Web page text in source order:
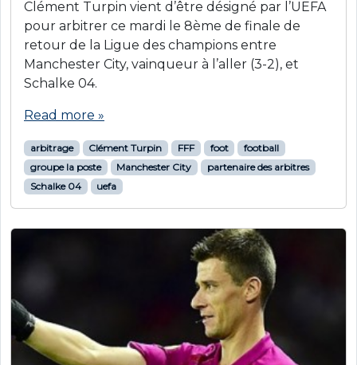
Clément Turpin vient d’être désigné par l’UEFA
pour arbitrer ce mardi le 8ème de finale de
retour de la Ligue des champions entre
Manchester City, vainqueur à l’aller (3-2), et
Schalke 04.
Read more »
arbitrage Clément Turpin FFF foot
football
groupe la poste
Manchester City
partenaire des arbitres
Schalke 04
uefa